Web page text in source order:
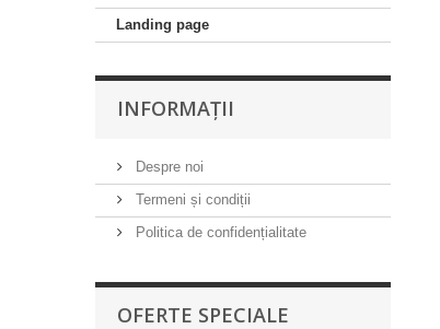
Landing page
INFORMAȚII
Despre noi
Termeni și condiții
Politica de confidențialitate
OFERTE SPECIALE